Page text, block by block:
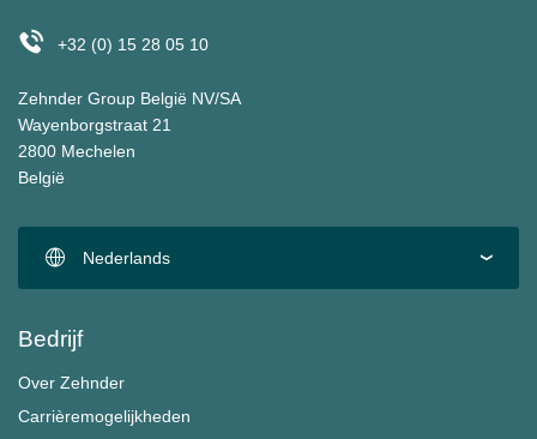
+32 (0) 15 28 05 10
Zehnder Group België NV/SA
Wayenborgstraat 21
2800 Mechelen
België
Nederlands
Bedrijf
Over Zehnder
Carrièremogelijkheden